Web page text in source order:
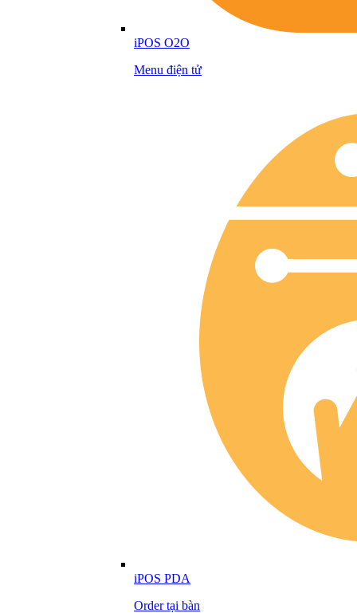
iPOS O2O
Menu điện tử
iPOS PDA
Order tại bàn